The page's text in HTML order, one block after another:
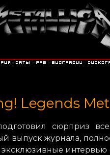
Legends
сюрприз
выпуск журнала,